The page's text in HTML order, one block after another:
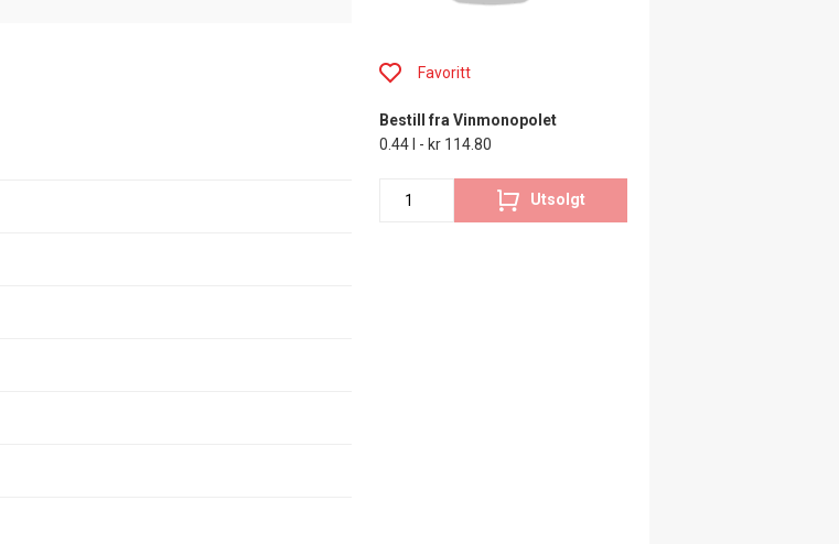
Favoritt
Bestill fra Vinmonopolet
0.44 l - kr 114.80
Utsolgt